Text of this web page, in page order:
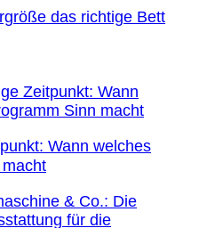
das richtige Bett
Wann welches